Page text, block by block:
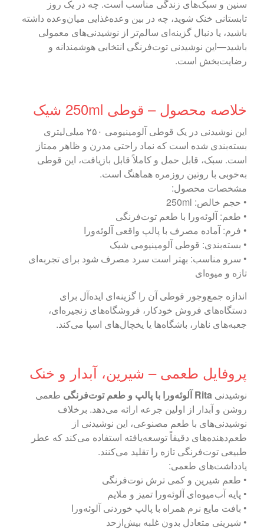
سنین و سبک‌های زندگی مناسب است. چه در یک روز
تابستانی خنک شوید، چه در بین وعده‌غذایی میان‌وعده داشته
باشید، یا دنبال گزینه‌ای سالم‌تر از نوشیدنی‌های معمولی
باشید—این نوشیدنی توت‌فرنگی انتخابی هوشمندانه و
رضایت‌بخش است.
خلاصه محصول – قوطی 250ml شیک
این نوشیدنی در یک قوطی آلومینیومی ۲۵۰ میلی‌لیتری
بسته‌بندی شده است که نماد راحتی مدرن و ظاهر ممتاز
است. سبک، قابل حمل و کاملاً قابل بازیافت، این قوطی
به‌خوبی با روتین روزمره هماهنگ است.
مشخصات محصول:
• حجم خالص: 250ml
• طعم: آلوئه‌ورا با طعم توت‌فرنگی
• فرم: آماده مصرف با پالپ واقعی آلوئه‌ورا
• بسته‌بندی: قوطی آلومینیومی شیک
• سرو مناسب: بهتر است سرد مصرف شود برای تجربه‌ای
تازه و میوه‌ای
اندازه جمع‌وجور قوطی آن را گزینه‌ای ایده‌آل برای
دستگاه‌های فروش خودکار، فروشگاه‌های زنجیره‌ای،
جعبه‌های ناهار، باشگاه‌ها یا یخچال‌های اسپا می‌کند.
پروفایل طعمی – شیرین، آبدار و خنک
نوشیدنی Rita آلوئه‌ورا با پالپ و طعم توت‌فرنگی
طعمی
روشن و آبدار از اولین جرعه ارائه می‌دهد. برخلاف
نوشیدنی‌های با طعم مصنوعی، این نوشیدنی از
طعم‌دهنده‌های دقیقاً توسعه‌یافته استفاده می‌کند که عطر
طبیعی توت‌فرنگی تازه را تقلید می‌کنند.
یادداشت‌های طعمی:
• طعم شیرین و کمی ترش توت‌فرنگی
• پایه آب‌میوه‌ای آلوئه‌ورا تمیز و ملایم
• بافت مایع نرم همراه با پالپ خوردنی آلوئه‌ورا
• شیرینی متعادل بدون غلبه بیش‌ازحد